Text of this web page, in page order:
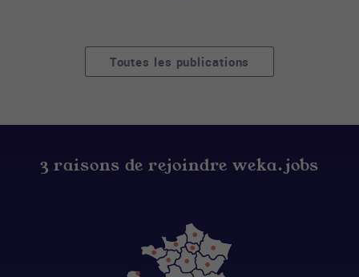
Toutes les publications
3 raisons de rejoindre weka.jobs